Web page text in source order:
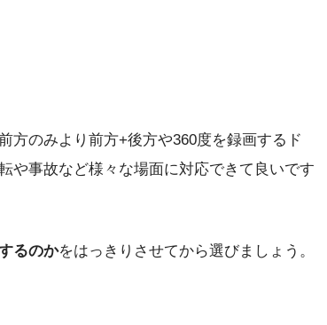
方のみより前方+後方や360度を録画するド
や事故など様々な場面に対応できて良いです
るのかをはっきりさせてから選びましょう。